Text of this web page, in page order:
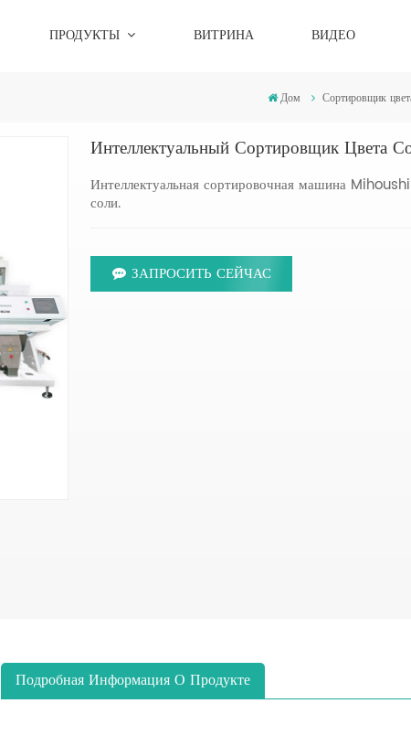
ПРОДУКТЫ ВИТРИНА ВИДЕО
Дом Сортировщик
Интеллектуальный Сортировщик Цвета
Интеллектуальная сортировочная машина
соли.
ЗАПРОСИТЬ СЕЙЧАС
Подробная Информация О Продукте